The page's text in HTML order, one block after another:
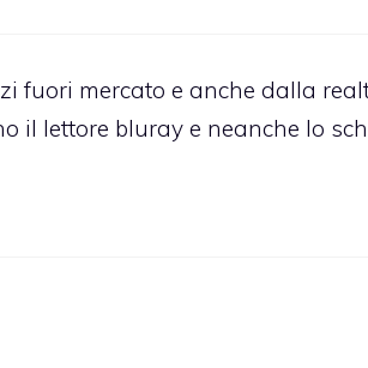
fuori mercato e anche dalla
il lettore bluray e neanche lo